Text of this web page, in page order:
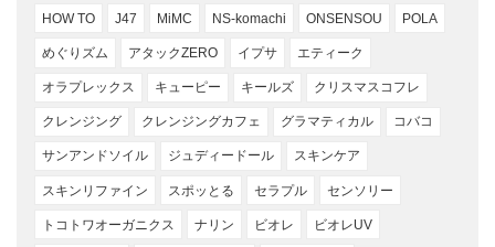
HOW TO J47 MiMC NS-komachi ONSENSOU POLA
めぐりズム アタックZERO イプサ エティーク
オラプレックス キューピー キールズ クリスマスコフレ
クレンジング クレンジングカフェ グラマティカル コバコ
サンアンドソイル ジュディードール スキンケア
スキンリファイン スポッとる セラプル センソリー
トコトワオーガニクス ナリン ビオレ ビオレUV